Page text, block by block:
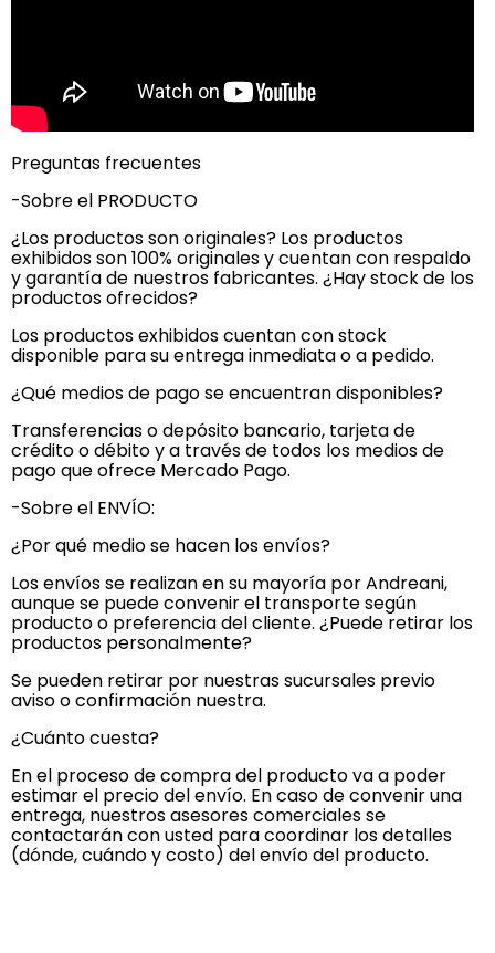
Preguntas frecuentes
-Sobre el PRODUCTO
¿Los productos son originales? Los productos
exhibidos son 100% originales y cuentan con respaldo
y garantía de nuestros fabricantes. ¿Hay stock de los
productos ofrecidos?
Los productos exhibidos cuentan con stock
disponible para su entrega inmediata o a pedido.
¿Qué medios de pago se encuentran disponibles?
Transferencias o depósito bancario, tarjeta de
crédito o débito y a través de todos los medios de
pago que ofrece Mercado Pago.
-Sobre el ENVÍO:
¿Por qué medio se hacen los envíos?
Los envíos se realizan en su mayoría por Andreani,
aunque se puede convenir el transporte según
producto o preferencia del cliente. ¿Puede retirar los
productos personalmente?
Se pueden retirar por nuestras sucursales previo
aviso o confirmación nuestra.
¿Cuánto cuesta?
En el proceso de compra del producto va a poder
estimar el precio del envío. En caso de convenir una
entrega, nuestros asesores comerciales se
contactarán con usted para coordinar los detalles
(dónde, cuándo y costo) del envío del producto.